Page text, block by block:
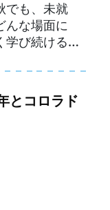
でも、未就
んな場面に
学び続ける
とコロラド